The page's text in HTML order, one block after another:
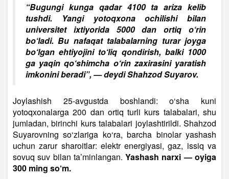
“Bugungi kunga qadar 4100 ta ariza kelib
tushdi. Yangi yotoqxona ochilishi bilan
universitet ixtiyorida 5000 dan ortiq o‘rin
bo‘ladi. Bu nafaqat talabalarning turar joyga
bo‘lgan ehtiyojini to‘liq qondirish, balki 1000
ga yaqin qo‘shimcha o‘rin zaxirasini yaratish
imkonini beradi”, — deydi Shahzod Suyarov.
Joylashish 25-avgustda boshlandi: o‘sha kuni
yotoqxonalarga 200 dan ortiq turli kurs talabalari, shu
jumladan, birinchi kurs talabalari joylashtirildi. Shahzod
Suyarovning so‘zlariga ko‘ra, barcha binolar yashash
uchun zarur sharoitlar: elektr energiyasi, gaz, issiq va
sovuq suv bilan ta’minlangan.Yashash narxi — oyiga
300 ming so‘m.